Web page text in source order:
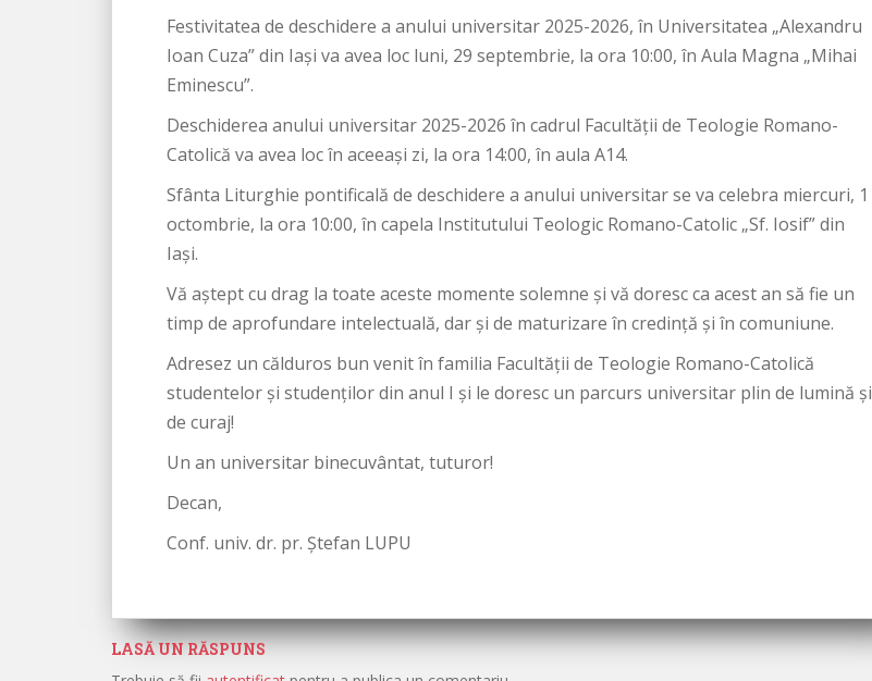
Festivitatea de deschidere a anului universitar 2025-2026, în Universitatea „Alexandru
Ioan Cuza” din Iași va avea loc luni, 29 septembrie, la ora 10:00, în Aula Magna „Mihai
Eminescu”.
Deschiderea anului universitar 2025-2026 în cadrul Facultății de Teologie Romano-
Catolică va avea loc în aceeași zi, la ora 14:00, în aula A14.
Sfânta Liturghie pontificală de deschidere a anului universitar se va celebra miercuri, 1
octombrie, la ora 10:00, în capela Institutului Teologic Romano-Catolic „Sf. Iosif” din
Iași.
Vă aștept cu drag la toate aceste momente solemne și vă doresc ca acest an să fie un
timp de aprofundare intelectuală, dar și de maturizare în credință și în comuniune.
Adresez un călduros bun venit în familia Facultății de Teologie Romano-Catolică
studentelor și studenților din anul I și le doresc un parcurs universitar plin de lumină și
de curaj!
Un an universitar binecuvântat, tuturor!
Decan,
Conf. univ. dr. pr. Ștefan LUPU
LASĂ UN RĂSPUNS